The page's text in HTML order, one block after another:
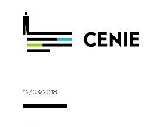
12/03/2018